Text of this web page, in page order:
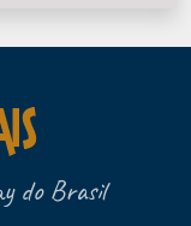
do Brasil